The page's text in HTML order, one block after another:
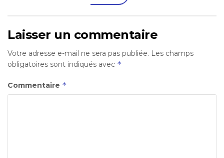
Laisser un commentaire
Votre adresse e-mail ne sera pas publiée. Les champs
obligatoires sont indiqués avec *
Commentaire *